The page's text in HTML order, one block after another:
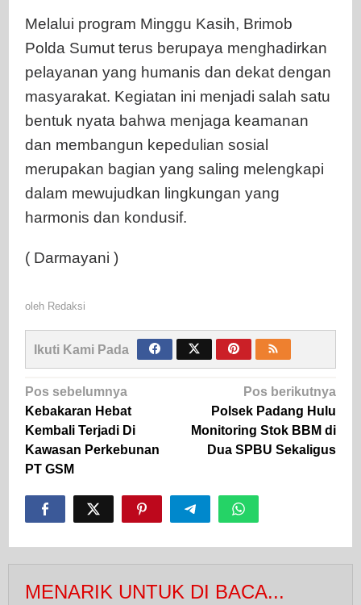
Melalui program Minggu Kasih, Brimob
Polda Sumut terus berupaya menghadirkan
pelayanan yang humanis dan dekat dengan
masyarakat. Kegiatan ini menjadi salah satu
bentuk nyata bahwa menjaga keamanan
dan membangun kepedulian sosial
merupakan bagian yang saling melengkapi
dalam mewujudkan lingkungan yang
harmonis dan kondusif.
( Darmayani )
oleh Redaksi
Ikuti Kami Pada
Navigasi
pos
Pos sebelumnya
Kebakaran Hebat
Kembali Terjadi Di
Kawasan Perkebunan
PT GSM
Pos berikutnya
Polsek Padang Hulu
Monitoring Stok BBM di
Dua SPBU Sekaligus
MENARIK UNTUK DI BACA...